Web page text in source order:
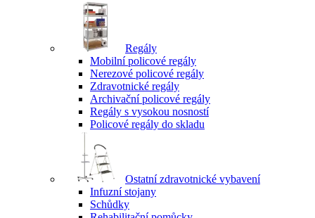
Regály
Mobilní policové regály
Nerezové policové regály
Zdravotnické regály
Archivační policové regály
Regály s vysokou nosností
Policové regály do skladu
Ostatní zdravotnické vybavení
Infuzní stojany
Schůdky